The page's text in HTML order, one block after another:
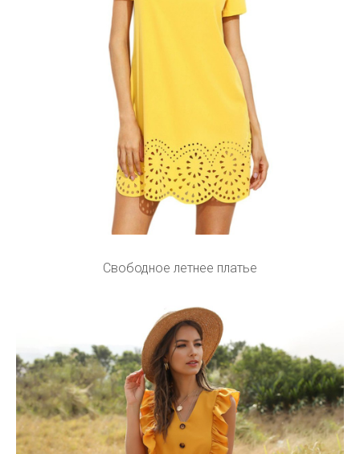
Свободное летнее платье